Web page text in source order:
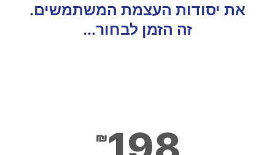
יסודות העצמת המשתמשים.
זה הזמן לבחור...
₪